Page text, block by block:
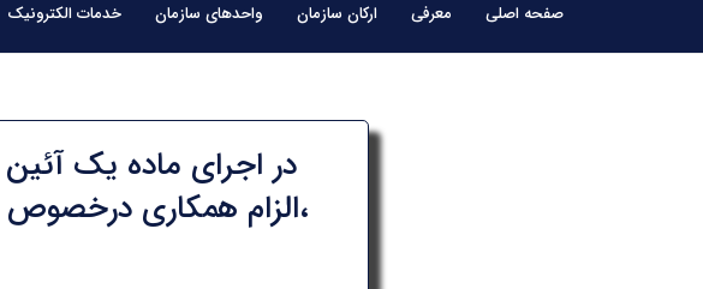
صفحه اصلی معرفی ارکان سازمان واحدهای سازمان خدمات الکترونیک
در اجرای ماده یک
،الزام همکاری